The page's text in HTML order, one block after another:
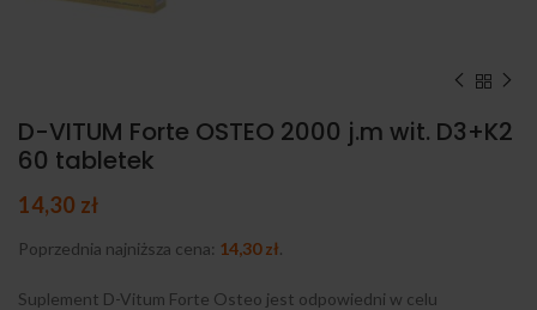
D-VITUM Forte OSTEO 2000 j.m wit. D3+K2
60 tabletek
14,30 zł
Poprzednia najniższa cena: 14,30zł.
Suplement D-Vitum Forte Osteo jest odpowiedni w celu